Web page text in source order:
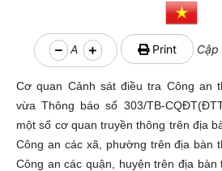
A Print
Cơ quan Cảnh sát điều tra Công an
vừa Thông báo số 303/TB-
một số cơ quan truyền thông trên địa
Công an các xã, phường trên địa bàn
Công an các quận, huyện trên địa bàn